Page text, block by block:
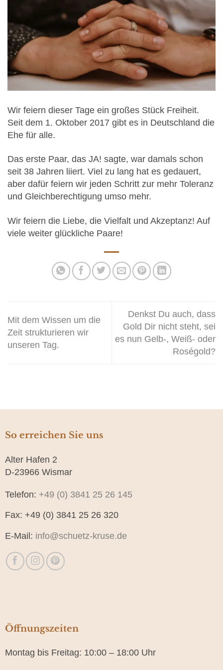
Wir feiern dieser Tage ein großes Stück Freiheit.
Seit dem 1. Oktober 2017 gibt es in Deutschland die
Ehe für alle.
Das erste Paar, das JA! sagte, war damals schon
seit 38 Jahren liiert. Viel zu lang hat es gedauert,
aber dafür feiern wir jeden Schritt zur mehr Toleranz
und Gleichberechtigung umso mehr.
Wir feiern die Liebe, die Vielfalt und Akzeptanz! Auf
viele weiter glückliche Paare!
Mit dem Wissen um die
Zeit strukturieren wir
unseren Tag.
Denkst Du auch, dass
Gold Dir nicht steht, sei
es nun Gelb-, Weiß- oder
Roségold?
So erreichen Sie uns
Alter Hafen 2
D-23966 Wismar
Telefon: +49 (0) 3841 25 26 145
Fax: +49 (0) 3841 25 26 320
E-Mail: info@schuetz-kruse.de
Öffnungszeiten
Montag bis Freitag: 10:00 – 18:00 Uhr